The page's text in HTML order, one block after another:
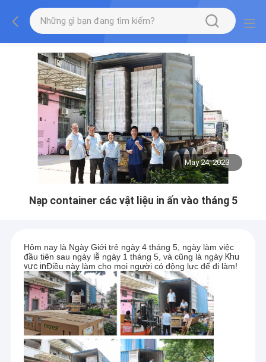
May 24, 2023
Nạp container các vật liệu in ấn vào tháng 5
Hôm nay là Ngày Giới trẻ ngày 4 tháng 5, ngày làm việc
đầu tiên sau ngày lễ ngày 1 tháng 5, và cũng là ngày Khu
vực inĐiều này làm cho mọi người có động lực để đi làm!